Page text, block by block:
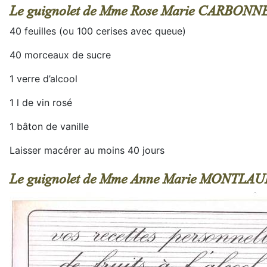
Le guignolet de Mme Rose Marie
40 feuilles (ou 100 cerises avec queue)
40 morceaux de sucre
1 verre d’alcool
1 l de vin rosé
1 bâton de vanille
Laisser macérer au moins 40 jours
Le guignolet de Mme Anne Marie